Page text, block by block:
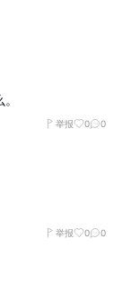
举报 0 0
举报 0 0